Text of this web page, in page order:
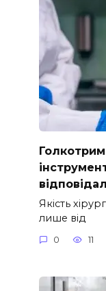
Якість
лише від
0 11